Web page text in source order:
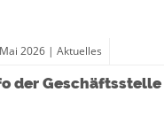
Mai 2026 | Aktuelles
der Geschäftsstelle